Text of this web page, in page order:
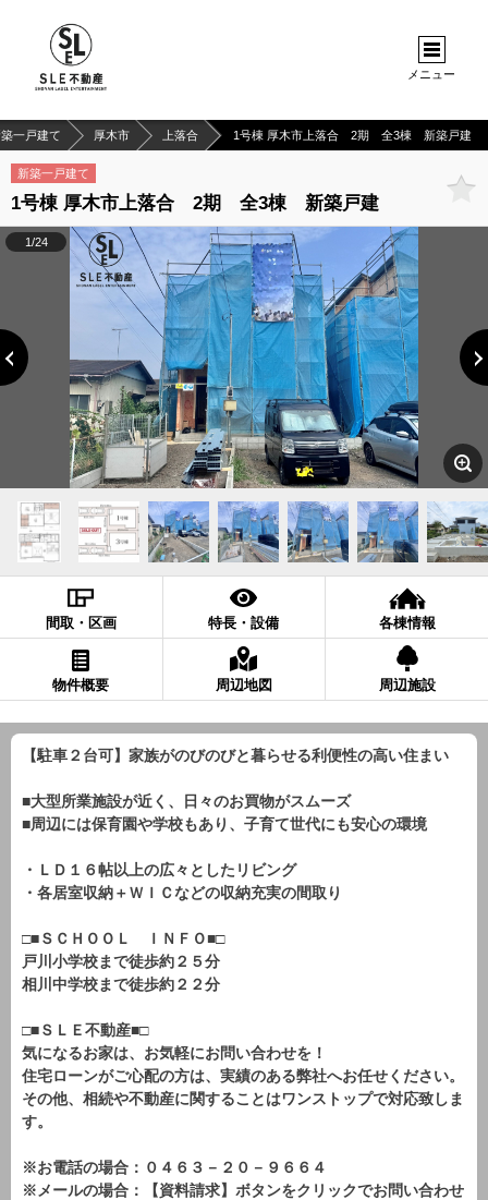
メニュー
一戸建て 厚木市 上落合 1号棟 厚木市上落合 2期 全3棟 新築戸建
新築一戸建て
1号棟 厚木市上落合 2期 全3棟 新築戸建
1/24
間取・区画 特長・設備 各棟情報
物件概要 周辺地図 周辺施設
【駐車２台可】家族がのびのびと暮らせる利便性の高い住まい
■大型所業施設が近く、日々のお買物がスムーズ
■周辺には保育園や学校もあり、子育て世代にも安心の環境
・ＬＤ１６帖以上の広々としたリビング
・各居室収納＋ＷＩＣなどの収納充実の間取り
□■ＳＣＨＯＯＬ ＩＮＦＯ■□
戸川小学校まで徒歩約２５分
相川中学校まで徒歩約２２分
□■ＳＬＥ不動産■□
気になるお家は、お気軽にお問い合わせを！
住宅ローンがご心配の方は、実績のある弊社へお任せください。
その他、相続や不動産に関することはワンストップで対応致しま
す。
※お電話の場合：０４６３－２０－９６６４
※メールの場合：【資料請求】ボタンをクリックでお問い合わせ